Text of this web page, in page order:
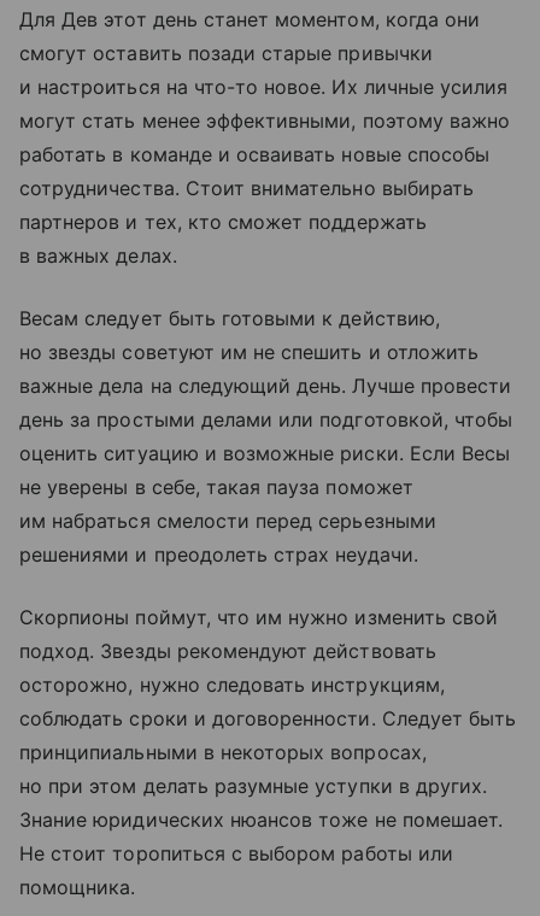
Для Дев этот день станет моментом, когда они
смогут оставить позади старые привычки
и настроиться на что-то новое. Их личные усилия
могут стать менее эффективными, поэтому важно
работать в команде и осваивать новые способы
сотрудничества. Стоит внимательно выбирать
партнеров и тех, кто сможет поддержать
в важных делах.
Весам следует быть готовыми к действию,
но звезды советуют им не спешить и отложить
важные дела на следующий день. Лучше провести
день за простыми делами или подготовкой, чтобы
оценить ситуацию и возможные риски. Если Весы
не уверены в себе, такая пауза поможет
им набраться смелости перед серьезными
решениями и преодолеть страх неудачи.
Скорпионы поймут, что им нужно изменить свой
подход. Звезды рекомендуют действовать
осторожно, нужно следовать инструкциям,
соблюдать сроки и договоренности. Следует быть
принципиальными в некоторых вопросах,
но при этом делать разумные уступки в других.
Знание юридических нюансов тоже не помешает.
Не стоит торопиться с выбором работы или
помощника.